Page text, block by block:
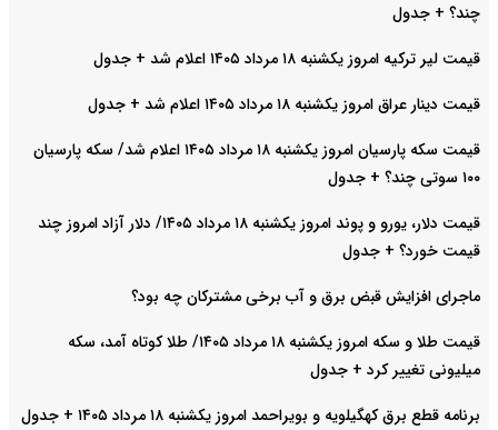
چند؟ + جدول
قیمت لیر ترکیه امروز یکشنبه ۱۸ مرداد ۱۴۰۵ اعلام شد + جدول
قیمت دینار عراق امروز یکشنبه ۱۸ مرداد ۱۴۰۵ اعلام شد + جدول
قیمت سکه پارسیان امروز یکشنبه ۱۸ مرداد ۱۴۰۵ اعلام شد/ سکه پارسیان
۱۰۰ سوتی چند؟ + جدول
قیمت دلار، یورو و پوند امروز یکشنبه ۱۸ مرداد ۱۴۰۵/ دلار آزاد امروز چند
قیمت خورد؟ + جدول
ماجرای افزایش قبض برق و آب برخی مشترکان چه بود؟
قیمت طلا و سکه امروز یکشنبه ۱۸ مرداد ۱۴۰۵/ طلا کوتاه آمد، سکه
میلیونی تغییر کرد + جدول
برنامه قطع برق کهگیلویه و بویراحمد امروز یکشنبه ۱۸ مرداد ۱۴۰۵ + جدول